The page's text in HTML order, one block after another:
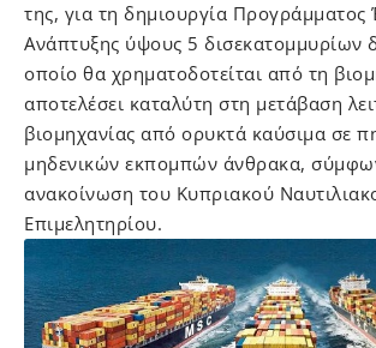
της, για τη δημιουργία Προγράμματος
Ανάπτυξης ύψους 5 δισεκατομμυρίων
οποίο θα χρηματοδοτείται από τη
αποτελέσει καταλύτη στη μετάβαση
βιομηχανίας από ορυκτά καύσιμα σε
μηδενικών εκπομπών άνθρακα,
ανακοίνωση του Κυπριακού
Επιμελητηρίου.